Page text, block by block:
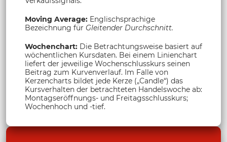
Moving Average: Englischsprachige
Bezeichnung für Gleitender Durchschnitt.
Wochenchart: Die Betrachtungsweise basiert auf
wöchentlichen Kursdaten. Bei einem Linienchart
liefert der jeweilige Wochenschlusskurs seinen
Beitrag zum Kurvenverlauf. Im Falle von
Kerzencharts bildet jede Kerze („Candle“) das
Kursverhalten der betrachteten Handelswoche ab:
Montagseröffnungs- und Freitagsschlusskurs;
Wochenhoch und -tief.